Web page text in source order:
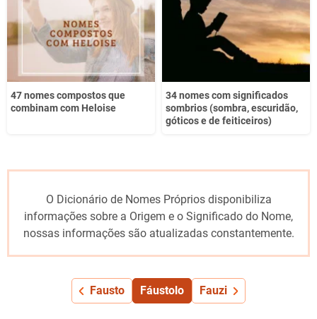
47 nomes compostos que
combinam com Heloise
34 nomes com significados
sombrios (sombra, escuridão,
góticos e de feiticeiros)
O Dicionário de Nomes Próprios disponibiliza
informações sobre a Origem e o Significado do Nome,
nossas informações são atualizadas constantemente.
Fausto Fáustolo Fauzi